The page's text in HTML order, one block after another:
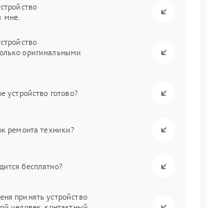
мне.
оригинальными
устройство готово?
ремонта техники?
бесплатно?
принять устройство